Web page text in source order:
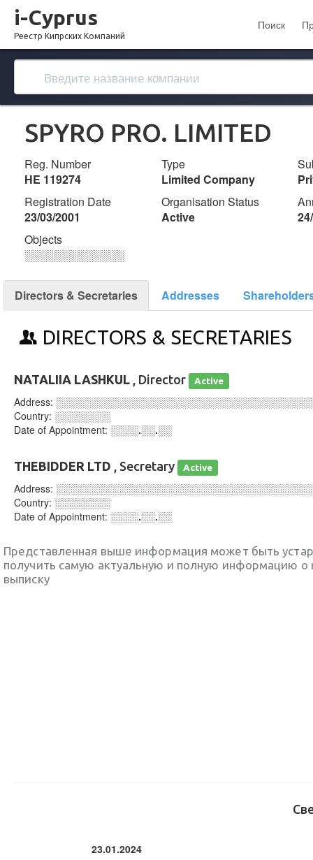
i-Cyprus
Реестр Кипрских Компаний
Поиск
SPYRO PRO. LIMITED
Reg. Number
ΗΕ 119274
Type
Limited Company
Registration Date
23/03/2001
Organisation Status
Active
Objects
░░░░░░░░░░░░░
Directors & Secretaries Addresses
DIRECTORS & SECRETARIES
NATALIIA LASHKUL , Director Active
Address:
Country: ░░░░░░░░
Date of Appointment: ░░░░.░░.░░
THEBIDDER LTD , Secretary Active
Address:
Country: ░░░░░░░░
Date of Appointment: ░░░░.░░.░░
Представленная выше информация может быть
получить самую актуальную и полную информацию о
выписку
23.01.2024